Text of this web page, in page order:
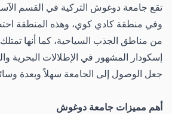
تقع جامعة دوغوش التركية في القسم
وفي منطقة كادي كوي، وهذه المنطقة
من مناطق الجذب السياحية، كما أنها
إسكودار المشهور في الإطلالات البحرية
جعل الوصول إلى الجامعة سهلاً وبعدة
أهم مميزات جامعة دوغوش